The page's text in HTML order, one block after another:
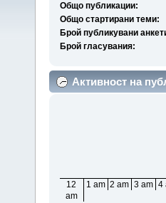
Общо публикации:
Общо стартирани теми:
Брой публикувани
Брой гласувания:
Активност на
12
am
1 am 2 am 3 am 4